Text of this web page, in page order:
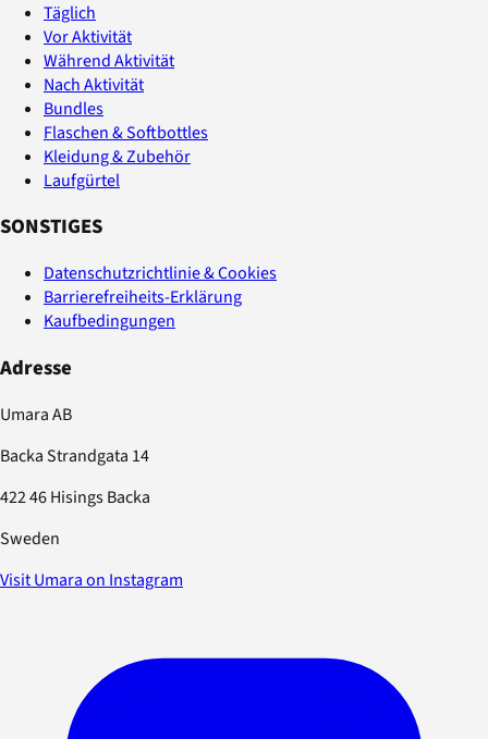
Täglich
Vor Aktivität
Während Aktivität
Nach Aktivität
Bundles
Flaschen & Softbottles
Kleidung & Zubehör
Laufgürtel
SONSTIGES
Datenschutzrichtlinie & Cookies
Barrierefreiheits-Erklärung
Kaufbedingungen
Adresse
Umara AB
Backa Strandgata 14
422 46 Hisings Backa
Sweden
Visit Umara on Instagram